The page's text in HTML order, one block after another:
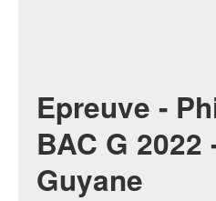
Epreuve -
BAC G
Guyane